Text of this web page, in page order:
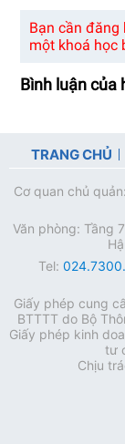
Bạn cần
một khoá học
Bình luận của
TRANG CHỦ
Cơ quan chủ
Văn phòng: Tầng
Tel:
Giấy phép cung
BTTTT do Bộ
Giấy phép kinh
tư
Chịu